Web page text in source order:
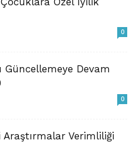
0
Devam
0
Verimliliği